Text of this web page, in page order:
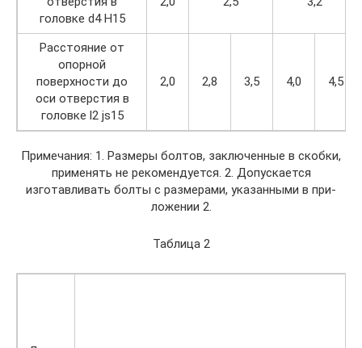
головке d4 Н15
Расстояние от
опорной
поверхнос­ти до
оси отверстия в
головке l2 js15
2,0 2,8 3,5 4,0 4,5
Примечания: 1. Размеры болтов, заключенные в скобки,
применять не рекомендует­ся. 2. Допускается
изготавливать болты с размерами, указанными в при­
ложении 2.
Таблица 2